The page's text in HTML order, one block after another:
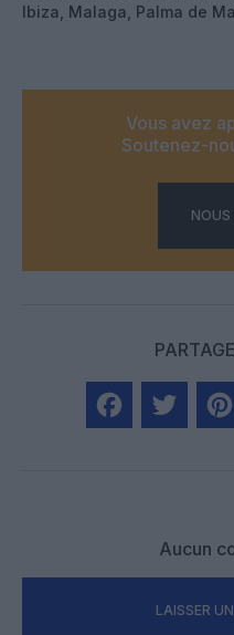
Ibiza, Malaga, Palma de
Vous avez
Soutenez-
NOUS
Aucun
LAISSER